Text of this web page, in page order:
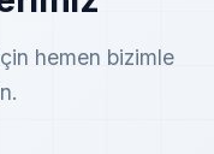
hemen bizimle